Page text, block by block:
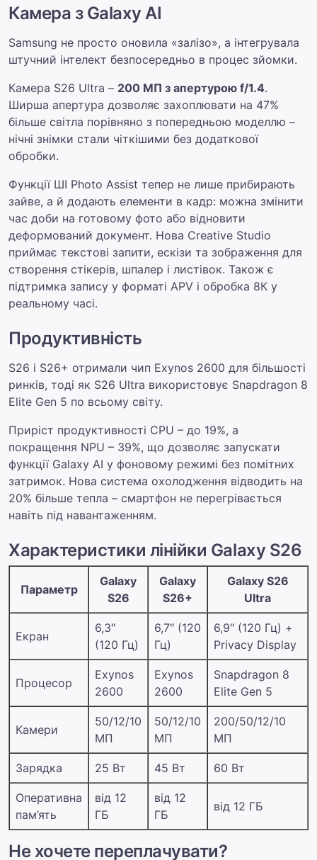
Камера з Galaxy AI
Samsung не просто оновила «залізо», а інтегрувала
штучний інтелект безпосередньо в процес зйомки.
Камера S26 Ultra – 200 МП з апертурою f/1.4.
Ширша апертура дозволяє захоплювати на 47%
більше світла порівняно з попередньою моделлю –
нічні знімки стали чіткішими без додаткової
обробки.
Функції ШІ Photo Assist тепер не лише прибирають
зайве, а й додають елементи в кадр: можна змінити
час доби на готовому фото або відновити
деформований документ. Нова Creative Studio
приймає текстові запити, ескізи та зображення для
створення стікерів, шпалер і листівок. Також є
підтримка запису у форматі APV і обробка 8К у
реальному часі.
Продуктивність
S26 і S26+ отримали чип Exynos 2600 для більшості
ринків, тоді як S26 Ultra використовує Snapdragon 8
Elite Gen 5 по всьому світу.
Приріст продуктивності CPU – до 19%, а
покращення NPU – 39%, що дозволяє запускати
функції Galaxy AI у фоновому режимі без помітних
затримок. Нова система охолодження відводить на
20% більше тепла – смартфон не перегрівається
навіть під навантаженням.
Характеристики лінійки Galaxy S26
Параметр
Galaxy
S26
Galaxy
S26+
Galaxy S26
Ultra
Екран
6,3″
(120 Гц)
6,7″ (120
Гц)
6,9″ (120 Гц) +
Privacy Display
Процесор
Exynos
2600
Exynos
2600
Snapdragon 8
Elite Gen 5
Камери
50/12/10
МП
50/12/10
МП
200/50/12/10
МП
Зарядка 25 Вт 45 Вт 60 Вт
Оперативна
пам’ять
від 12
ГБ
від 12
ГБ
від 12 ГБ
Не хочете переплачувати?